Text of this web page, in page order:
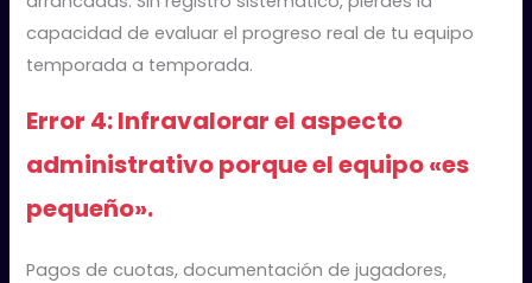
capacidad de evaluar el progreso real de tu equipo
temporada a temporada.
Error 4: Infravalorar el aspecto
administrativo porque el equipo «es
pequeño».
Pagos de cuotas, documentación de jugadores,